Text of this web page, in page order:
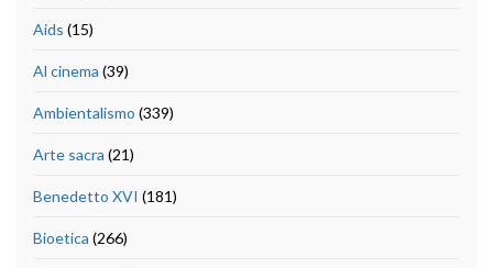
Aids (15)
Al cinema (39)
Ambientalismo (339)
Arte sacra (21)
Benedetto XVI (181)
Bioetica (266)